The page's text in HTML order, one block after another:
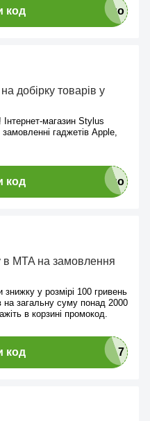
код
добірку товарів у
магазин Stylus
гаджетів Apple,
код
MTA на замовлення
у розмірі 100 гривень
на загальну суму понад 2000
в корзині промокод.
код